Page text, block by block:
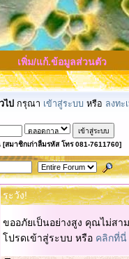
เพิ่ม/แก้.ข้อมูลส่วนตัว
ไป กรุณา เข้าสู่ระบบ หรือ ลงทะ
[สมาชิกเก่าลืมรหัส โทร 081-7611760]
ระวัง!
ขออภัยเป็นอย่างสูง คุณไม่ส
โปรดเข้าสู่ระบบ หรือ คลิกที่นี่